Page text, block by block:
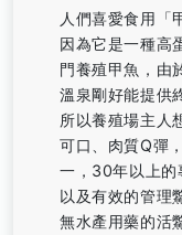
人們喜愛食用「
因為它是一種高
門養殖甲魚，由
溫泉剛好能提供
所以養殖場主人
可口、肉質Q彈
一，30年以上的
以及有效的管理
無水產用藥的活